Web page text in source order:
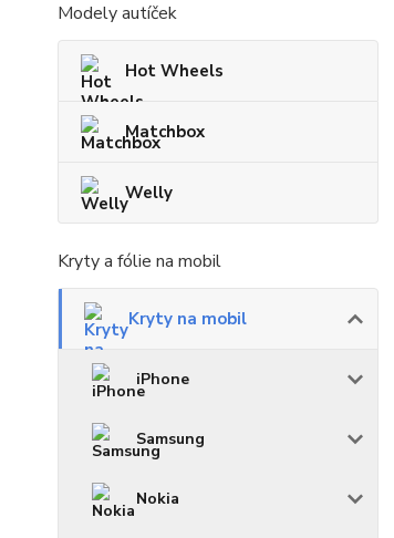
Modely autíček
Hot Wheels
Matchbox
Welly
Kryty a fólie na mobil
Kryty na mobil
iPhone
Samsung
Nokia